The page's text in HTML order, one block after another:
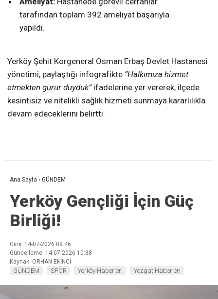
tarafından toplam 392 ameliyat başarıyla
yapıldı.
Yerköy Şehit Korgeneral Osman Erbaş Devlet Hastanesi
yönetimi, paylaştığı infografikte “Halkımıza hizmet
etmekten gurur duyduk”ifadelerine yer vererek, ilçede
kesintisiz ve nitelikli sağlık hizmeti sunmaya kararlılıkla
devam edeceklerini belirtti.
Ana Sayfa › GÜNDEM
Yerköy Gençliği İçin Güç
Birliği!
Giriş: 14-07-2026 09:46
Güncelleme: 14-07-2026 10:38
Kaynak: ORHAN EKİNCİ
GÜNDEM SPOR Yerköy Haberleri Yozgat Haberleri